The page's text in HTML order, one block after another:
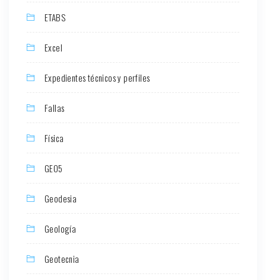
ETABS
Excel
Expedientes técnicos y perfiles
Fallas
Física
GEO5
Geodesia
Geología
Geotecnia